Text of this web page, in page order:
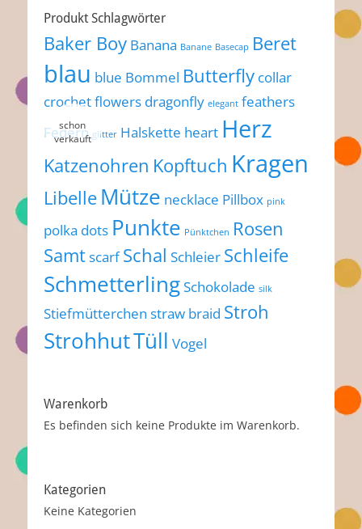
Produkt Schlagwörter
Baker Boy Banana Banane Basecap Beret
blau blue Bommel Butterfly collar
crochet flowers dragonfly elegant feathers
Federn glitter Halskette heart Herz
Katzenohren Kopftuch Kragen
Libelle Mütze necklace Pillbox pink
polka dots Punkte Pünktchen Rosen
Samtscarf Schal Schleier Schleife
SchmetterlingSchokolade silk
Stiefmütterchen straw braid Stroh
StrohhutTüll Vogel
Warenkorb
Es befinden sich keine Produkte im Warenkorb.
Kategorien
Keine Kategorien